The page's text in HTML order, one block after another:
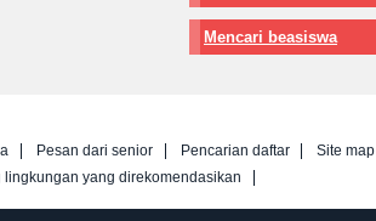
Mencari beasiswa
Pesan dari senior Pencarian daftar
Site map
lingkungan yang direkomendasikan